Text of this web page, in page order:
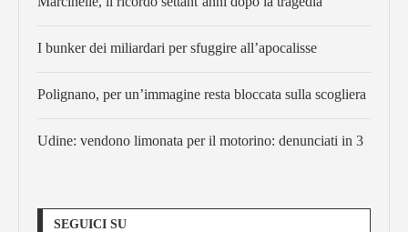
I bunker dei miliardari per sfuggire all’apocalisse
Polignano, per un’immagine resta bloccata sulla scogliera
Udine: vendono limonata per il motorino: denunciati in 3
SEGUICI SU